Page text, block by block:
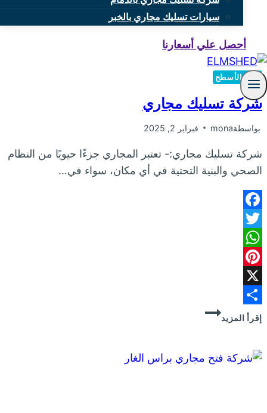
سيارات تسليك مجاري بالخبر
أحصل علي أسعارنا
عزل الأسطح
شركة تسليك مجاري
بواسطةmona فبراير 2, 2025
شركة تسليك مجاري:- تعتبر المجاري جزءًا حيويًا من النظام
الصحي والبنية التحتية في أي مكان، سواء في…
Facebook
Twitter
WhatsApp
Pinterest
X
Share
إقرأ المزيد
شركة
تسليك